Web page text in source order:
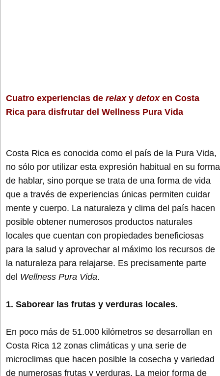
Cuatro experiencias de relaxy detoxen Costa
Rica para disfrutar del Wellness Pura Vida
Costa Rica es conocida como el país de la Pura Vida,
no sólo por utilizar esta expresión habitual en su forma
de hablar, sino porque se trata de una forma de vida
que a través de experiencias únicas permiten cuidar
mente y cuerpo. La naturaleza y clima del país hacen
posible obtener numerosos productos naturales
locales que cuentan con propiedades beneficiosas
para la salud y aprovechar al máximo los recursos de
la naturaleza para relajarse. Es precisamente parte
del Wellness Pura Vida.
1. Saborear las frutas y verduras locales.
En poco más de 51.000 kilómetros se desarrollan en
Costa Rica 12 zonas climáticas y una serie de
microclimas que hacen posible la cosecha y variedad
de numerosas frutas y verduras. La mejor forma de